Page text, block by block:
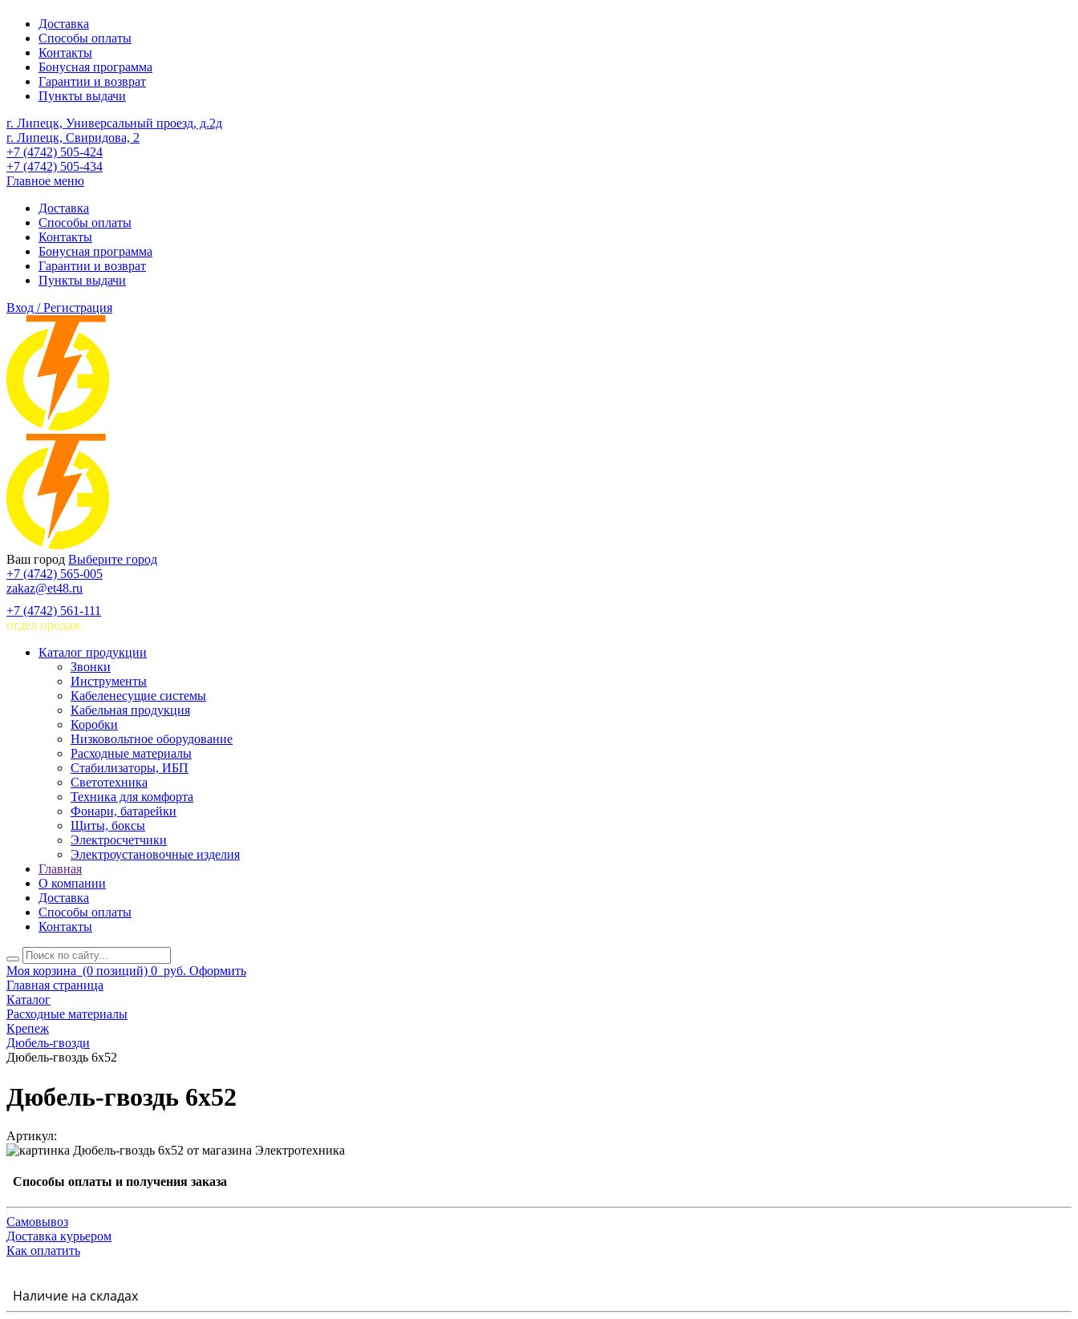
Доставка
Способы оплаты
Контакты
Бонусная программа
Гарантии и возврат
Пункты выдачи
г. Липецк, Универсальный проезд, д.2д
г. Липецк, Свиридова, 2
+7 (4742) 505-424
+7 (4742) 505-434
Главное меню
Доставка
Способы оплаты
Контакты
Бонусная программа
Гарантии и возврат
Пункты выдачи
Вход / Регистрация
Ваш город Выберите город
+7 (4742) 565-005
zakaz@et48.ru
+7 (4742) 561-111
отдел продаж
Каталог продукции
Звонки
Инструменты
Кабеленесущие системы
Кабельная продукция
Коробки
Низковольтное оборудование
Расходные материалы
Стабилизаторы, ИБП
Светотехника
Техника для комфорта
Фонари, батарейки
Щиты, боксы
Электросчетчики
Электроустановочные изделия
Главная
О компании
Доставка
Способы оплаты
Контакты
Моя корзина (0 позиций) 0 руб. Оформить
Главная страница
Каталог
Расходные материалы
Крепеж
Дюбель-гвозди
Дюбель-гвоздь 6х52
Дюбель-гвоздь 6х52
Артикул:
Способы оплаты и получения заказа
Самовывоз
Доставка курьером
Как оплатить
Наличие на складах